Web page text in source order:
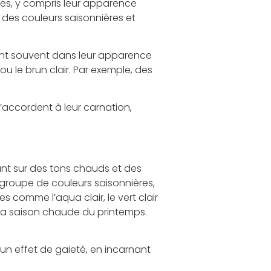
y compris leur apparence
couleurs saisonnières et
souvent dans leur apparence
le brun clair. Par exemple, des
à leur carnation,
sur des tons chauds et des
de couleurs saisonnières,
comme l’aqua clair, le vert clair
saison chaude du printemps.
effet de gaieté, en incarnant